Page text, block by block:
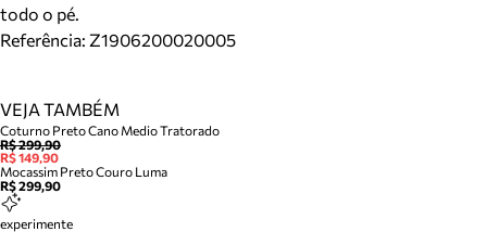
todo o pé.
Referência: Z1906200020005
VEJA TAMBÉM
Coturno Preto Cano Medio Tratorado
R$ 299,90
R$ 149,90
Mocassim Preto Couro Luma
R$ 299,90
experimente